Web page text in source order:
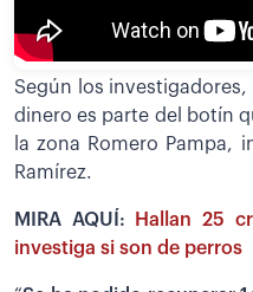
Según los
dinero es parte del botín
la zona Romero Pampa,
Ramírez.
MIRA AQUÍ:
Hallan 25
investiga si son de perros